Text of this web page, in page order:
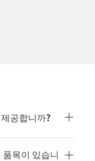
공합니까?
송 서비스를 중심
하고 있습니다. 서비
목이 있습니